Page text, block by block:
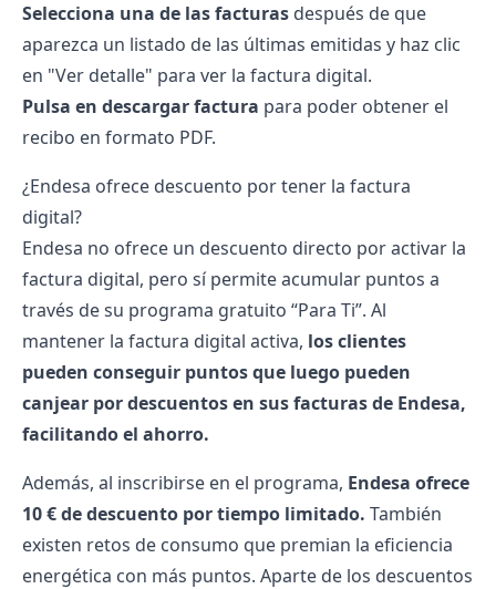
Selecciona una de las facturas después de que
aparezca un listado de las últimas emitidas y haz clic
en "Ver detalle" para ver la factura digital.
Pulsa en descargar factura para poder obtener el
recibo en formato PDF.
¿Endesa ofrece descuento por tener la factura
digital?
Endesa no ofrece un descuento directo por activar la
factura digital, pero sí permite acumular puntos a
través de su programa gratuito “Para Ti”. Al
mantener la factura digital activa, los clientes
pueden conseguir puntos que luego pueden
canjear por descuentos en susfacturas de Endesa,
facilitando el ahorro.
Además, al inscribirse en el programa, Endesa ofrece
10 € de descuento por tiempo limitado. También
existen retos de consumo que premian la eficiencia
energética con más puntos. Aparte de los descuentos